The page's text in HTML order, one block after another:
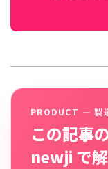
PRODUCT — 製
この記事
newji で